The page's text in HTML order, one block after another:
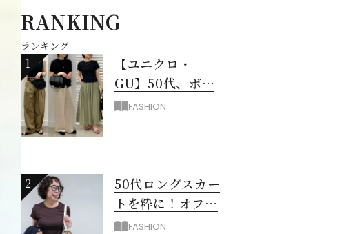
RANKING
ランキング
1
【ユニクロ・
GU】50代、ボト
ムスに迷ったら！
FASHION
2
50代ロングスカー
トを粋に！オフィ
ス＆お出掛けに映
FASHION